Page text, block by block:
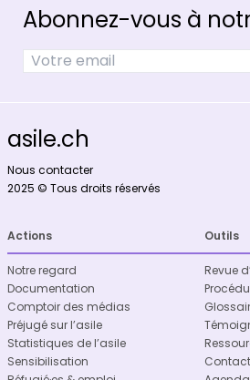
Abonnez-vous à
asile.ch
Nous contacter
2025 © Tous droits réservés
Actions
Notre regard
Documentation
Comptoir des médias
Préjugé sur l’asile
Statistiques de l’asile
Sensibilisation
Outils
Revue